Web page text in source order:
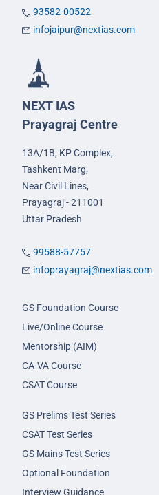
93582-00522
infojaipur@nextias.com
NEXT IAS
Prayagraj Centre
13A/1B, KP Complex,
Tashkent Marg,
Near Civil Lines,
Prayagraj - 211001
Uttar Pradesh
99588-57757
infoprayagraj@nextias.com
GS Foundation Course
Live/Online Course
Mentorship (AIM)
CA-VA Course
CSAT Course
GS Prelims Test Series
CSAT Test Series
GS Mains Test Series
Optional Foundation
Interview Guidance